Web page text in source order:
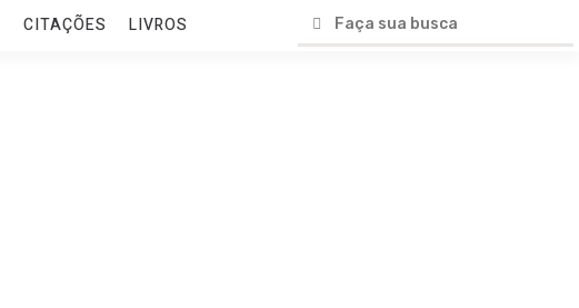
CITAÇÕES LIVROS